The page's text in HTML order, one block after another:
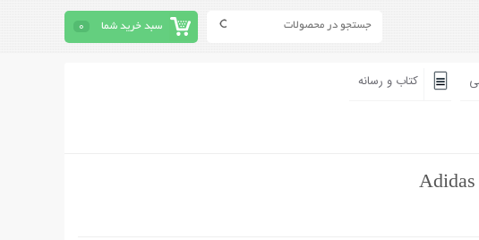
سبد خرید شما 0
کتاب و رسانه